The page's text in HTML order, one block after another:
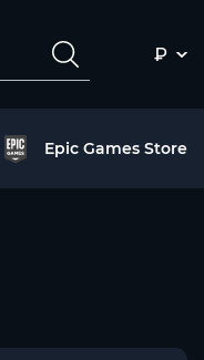
₽
Epic Games Store